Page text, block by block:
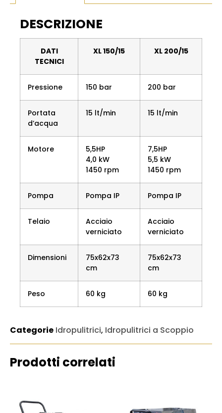
DESCRIZIONE
DATI
TECNICI
XL 150/15 XL 200/15
Pressione 150 bar 200 bar
Portata
d’acqua
15 lt/min 15 lt/min
Motore
5,5HP
4,0 kW
1450 rpm
7,5HP
5,5 kW
1450 rpm
Pompa Pompa IP Pompa IP
Telaio
Acciaio
verniciato
Acciaio
verniciato
Dimensioni
75x62x73
cm
75x62x73
cm
Peso 60 kg 60 kg
Categorie Idropulitrici, Idropulitrici a Scoppio
Prodotti correlati